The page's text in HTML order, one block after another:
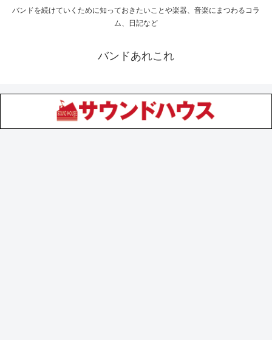
バンドを続けていくために知っておきたいことや楽器、音楽にまつわるコラ
ム、日記など
バンドあれこれ